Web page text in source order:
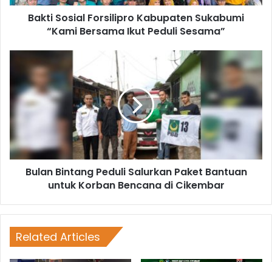
Bakti Sosial Forsilipro Kabupaten Sukabumi
“Kami Bersama Ikut Peduli Sesama”
Bulan Bintang Peduli Salurkan Paket Bantuan
untuk Korban Bencana di Cikembar
Related Articles